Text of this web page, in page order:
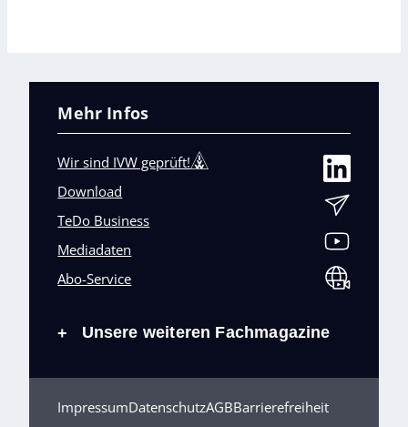
Mehr Infos
Wir sind IVW geprüft!
Download
TeDo Business
Mediadaten
Abo-Service
+ Unsere weiteren Fachmagazine
ImpressumDatenschutzAGBBarrierefreiheit